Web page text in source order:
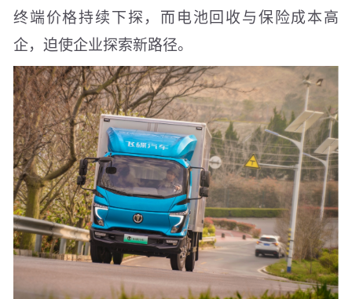
终端价格持续下探，而电池回收与保险成本高
企，迫使企业探索新路径。